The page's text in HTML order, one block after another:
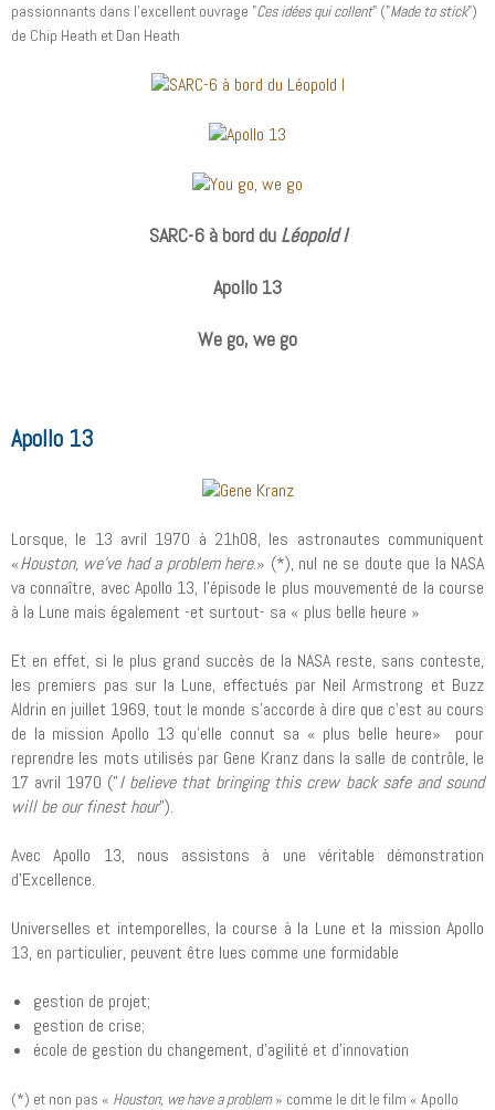
passionnants dans l'excellent ouvrage "Ces idées qui collent" ("Made to stick")
de Chip Heath et Dan Heath
SARC-6 à bord du Léopold I
Apollo 13
We go, we go
Apollo 13
Lorsque, le 13 avril 1970 à 21h08, les astronautes communiquent
«Houston, we’ve had a problem here.» (*), nul ne se doute que la NASA
va connaître, avec Apollo 13, l’épisode le plus mouvementé de la course
à la Lune mais également -et surtout- sa « plus belle heure »
Et en effet, si le plus grand succès de la NASA reste, sans conteste,
les premiers pas sur la Lune, effectués par Neil Armstrong et Buzz
Aldrin en juillet 1969, tout le monde s’accorde à dire que c’est au cours
de la mission Apollo 13 qu’elle connut sa « plus belle heure» pour
reprendre les mots utilisés par Gene Kranz dans la salle de contrôle, le
17 avril 1970 ("I believe that bringing this crew back safe and sound
will be our finest hour").
Avec Apollo 13, nous assistons à une véritable démonstration
d’Excellence.
Universelles et intemporelles, la course à la Lune et la mission Apollo
13, en particulier, peuvent être lues comme une formidable
gestion de projet;
gestion de crise;
école de gestion du changement, d'agilité et d'innovation
(*) et non pas « Houston, we have a problem» comme le dit le film « Apollo